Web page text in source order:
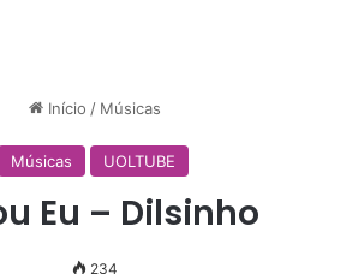
Início / Músicas
Músicas UOLTUBE
Eu – Dilsinho
234